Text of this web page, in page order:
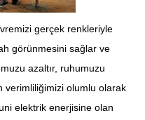
gerçek renkleriyle
görünmesini sağlar ve
azaltır, ruhumuzu
verimliliğimizi olumlu olarak
elektrik enerjisine olan